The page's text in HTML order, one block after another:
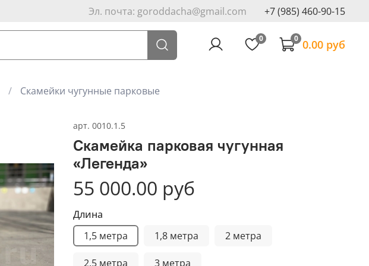
Эл. почта: goroddacha@gmail.com +7 (985) 460-90-15
0 0 0.00 руб
Скамейки чугунные парковые
арт. 0010.1.5
Скамейка парковая чугунная
«Легенда»
55 000.00 руб
Длина
1,5 метра
1,8 метра 2 метра
2,5 метра 3 метра